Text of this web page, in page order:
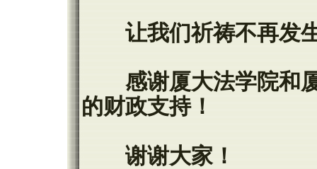
让我们祈祷不再发生
感谢厦大法学院和厦
的财政支持！
谢谢大家！